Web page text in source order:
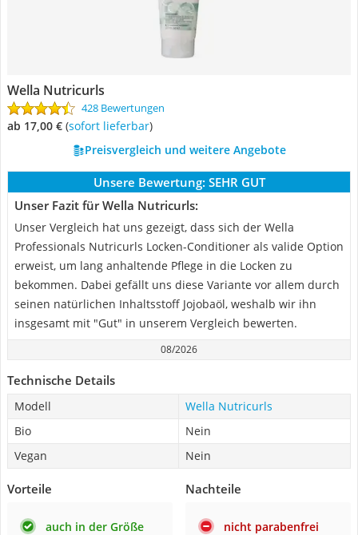
Wella Nutricurls
428 Bewertungen
ab 17,00 € ( Sofort lieferbar)
Preisvergleich und weitere Angebote
Unsere Bewertung: SEHR GUT
Unser Fazit für Wella Nutricurls:
Unser Vergleich hat uns gezeigt, dass sich der Wella
Professionals Nutricurls Locken-Conditioner als valide Option
erweist, um lang anhaltende Pflege in die Locken zu
bekommen. Dabei gefällt uns diese Variante vor allem durch
seinen natürlichen Inhaltsstoff Jojobaöl, weshalb wir ihn
insgesamt mit "Gut" in unserem Vergleich bewerten.
08/2026
Technische Details
Modell
Wella Nutricurls
Bio
Nein
Vegan
Nein
Vorteile
auch in der Größe
Nachteile
nicht parabenfrei